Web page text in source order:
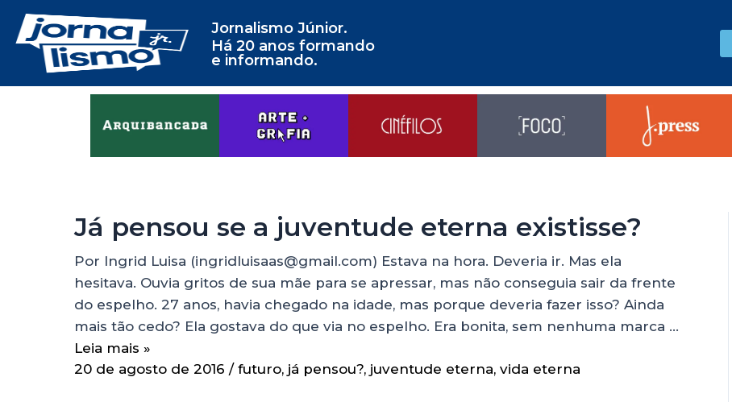
Jornalismo Júnior.
Há 20 anos formando
e informando.
Já pensou se a juventude eterna existisse?
Por Ingrid Luisa (ingridluisaas@gmail.com) Estava na hora. Deveria ir. Mas ela
hesitava. Ouvia gritos de sua mãe para se apressar, mas não conseguia sair da frente
do espelho. 27 anos, havia chegado na idade, mas porque deveria fazer isso? Ainda
mais tão cedo? Ela gostava do que via no espelho. Era bonita, sem nenhuma marca …
Leia mais »
20 de agosto de 2016 / futuro, já pensou?, juventude eterna, vida eterna